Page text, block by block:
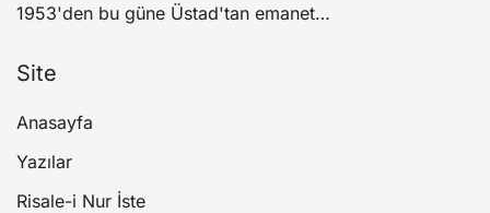
1953'den bu güne Üstad'tan emanet…
Site
Anasayfa
Yazılar
Risale-i Nur İste